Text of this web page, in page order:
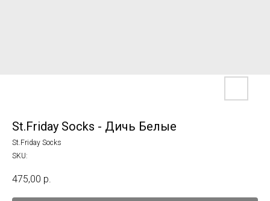
St.Friday Socks - Дичь Белые
St.Friday Socks
SKU:
475,00 р.